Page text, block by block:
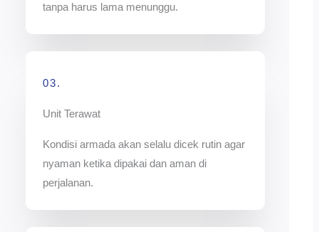
tanpa harus lama menunggu.
03.
Unit Terawat
Kondisi armada akan selalu dicek rutin agar
nyaman ketika dipakai dan aman di
perjalanan.